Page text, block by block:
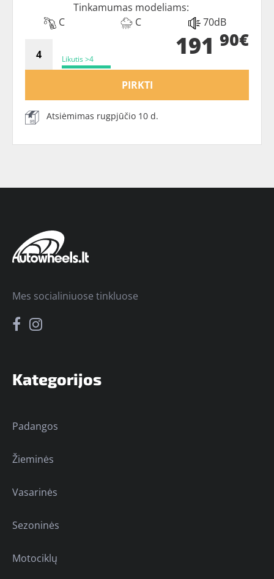
Tinkamumas modeliams:
C
C 70dB
Likutis >4 191 90€
PIRKTI
Atsiėmimas rugpjūčio 10 d.
Kategorijos
Padangos
Žieminės
Vasarinės
Sezoninės
Motociklų
Mes socialiniuose tinkluose